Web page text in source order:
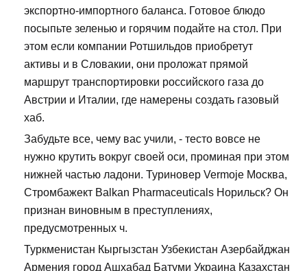
экспортно-импортного баланса. Готовое блюдо
посыпьте зеленью и горячим подайте на стол. При
этом если компании Ротшильдов приобретут
активы и в Словакии, они проложат прямой
маршрут транспортировки российского газа до
Австрии и Италии, где намерены создать газовый
хаб.
Забудьте все, чему вас учили, - тесто вовсе не
нужно крутить вокруг своей оси, проминая при этом
нижней частью ладони. Туриновер Vermoje Москва,
Стромбажект Balkan Pharmaceuticals Норильск? Он
признан виновным в преступлениях,
предусмотренных ч.
Туркменистан Кыргызстан Узбекистан Азербайджан
Армения город Ашхабад Батуми Украина Казахстан